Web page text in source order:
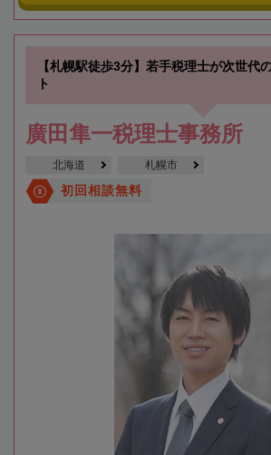
【札幌駅徒歩3分】若手税理士が次世代
ト
廣田隼一税理士事務所
北海道 札幌市
初回相談無料